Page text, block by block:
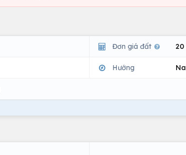
Đơn giá đất
Hướng